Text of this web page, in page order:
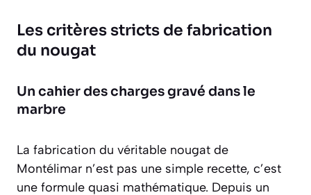
Les critères stricts de fabrication
du nougat
Un cahier des charges gravé dans le
marbre
La fabrication du véritable nougat de
Montélimar n’est pas une simple recette, c’est
une formule quasi mathématique. Depuis un